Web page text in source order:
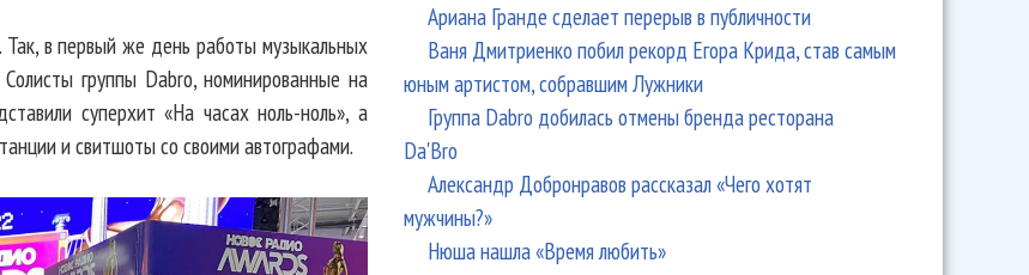
в первый же день работы музыкальных
группы Dabro, номинированные на
суперхит «На часах ноль-ноль», а
и свитшоты со своими автографами.
Ариана Гранде сделает перерыв в публичности
Ваня Дмитриенко побил рекорд Егора Крида, став самым
юным артистом, собравшим Лужники
Группа Dabro добилась отмены бренда ресторана
Da'Bro
Александр Добронравов рассказал «Чего хотят
мужчины?»
Нюша нашла «Время любить»